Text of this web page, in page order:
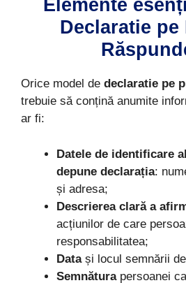
Elemente
Declaratie pe
Orice model de declaratie pe
trebuie să conțină anumite
ar fi:
Datele de identificare
depune declarația:
și adresa;
Descrierea clară a
acțiunilor de care
responsabilitatea;
Datași locul semnării
Semnăturapersoanei